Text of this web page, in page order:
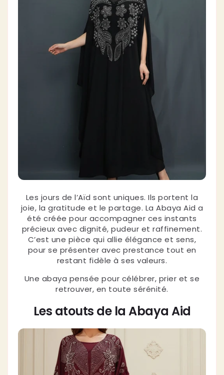
Les jours de l’Aïd sont uniques. Ils portent la
joie, la gratitude et le partage. La Abaya Aid a
été créée pour accompagner ces instants
précieux avec dignité, pudeur et raffinement.
C’est une pièce qui allie élégance et sens,
pour se présenter avec prestance tout en
restant fidèle à ses valeurs.
Une abaya pensée pour célébrer, prier et se
retrouver, en toute sérénité.
Les atouts de la Abaya Aid